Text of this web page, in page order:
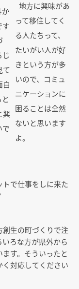
か
す
て
白
興
で
地方に興味があ
って移住してく
る人たちって、
たいがい人が好
きという方が多
いので、コミュ
ニケーションに
困ることは全然
ないと思います
よ。
で仕事をしに来た
生の町づくりで注
ろな方が県外から
す。そういったと
対応してください